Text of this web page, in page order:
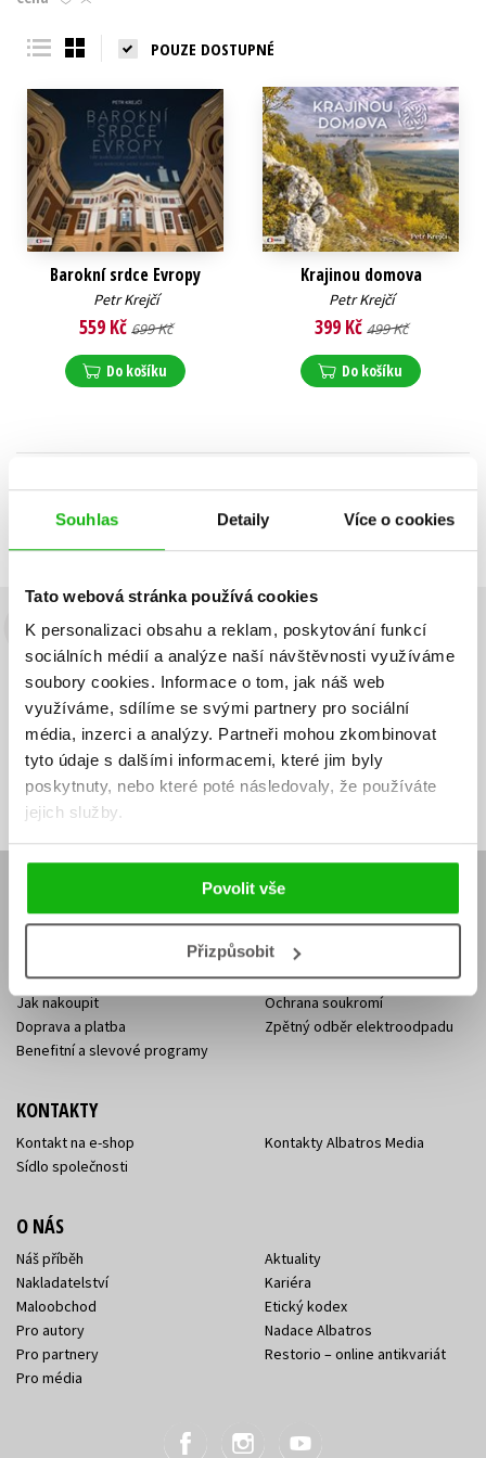
Souhlas Detaily Více o cookies
Tato webová stránka používá cookies
K personalizaci obsahu a reklam, poskytování funkcí
sociálních médií a analýze naší návštěvnosti využíváme
soubory cookies. Informace o tom, jak náš web
využíváme, sdílíme se svými partnery pro sociální
média, inzerci a analýzy. Partneři mohou zkombinovat
tyto údaje s dalšími informacemi, které jim byly
poskytnuty, nebo které poté následovaly, že používáte
jejich služby.
Povolit vše
Přizpůsobit
Young adult (SK)
POUZE DOSTUPNÉ
Barokní srdce Evropy
Petr Krejčí
559 Kč 699 Kč
Do košíku
Krajinou domova
Petr Krejčí
399 Kč 499 Kč
Do košíku
Zobraz záznamů
Zobrazuji 1 až 2 z celkem 2 záznamů
Předchozí 1
Budete to vědět jako první!
Zajímá Vás, jaký knižní hit právě vychází, na jaké zboží je výhodná
sleva, jaká běží soutěž o ceny? Přihlášením k odběru našich e-
mailových novineksouhlasíte se zpracováním osobních údajů.
Vaše e-
mailová
adresa
Vaše e-
mailová
adresa
Vaše e-mailová adresa Přihlásit se
Aktuality
Obchodní podmínky
Jak nakoupit
Doprava a platba
Benefitní a slevové programy
Knižní novinky
Dárkové poukazy
Affiliate program
Ochrana soukromí
Zpětný odběr elektroodpadu
KONTAKTY
Kontakt na e-shop
Sídlo společnosti
Kontakty Albatros Media
O NÁS
Náš příběh
Nakladatelství
Maloobchod
Pro autory
Pro partnery
Pro média
Aktuality
Kariéra
Etický kodex
Nadace Albatros
Restorio – online antikvariát